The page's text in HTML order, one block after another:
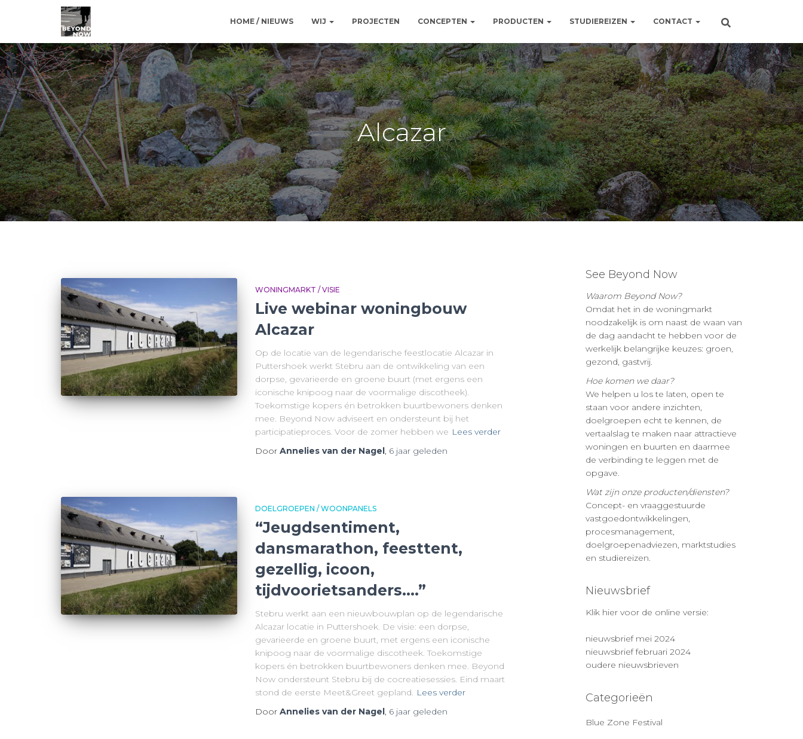
HOME / NIEUWS WIJ PROJECTEN CONCEPTEN PRODUCTEN STUDIEREIZEN CONTACT
Alcazar
WONINGMARKT / VISIE
Live webinar woningbouw
Alcazar
Op de locatie van de legendarische feestlocatie Alcazar in
Puttershoek werkt Stebru aan de ontwikkeling van een
dorpse, gevarieerde en groene buurt (met ergens een
iconische knipoog naar de voormalige discotheek).
Toekomstige kopers én betrokken buurtbewoners denken
mee. Beyond Now adviseert en ondersteunt bij het
participatieproces. Voor de zomer hebben we Lees verder
Door Annelies van der Nagel, 6 jaar geleden
DOELGROEPEN / WOONPANELS
“Jeugdsentiment,
dansmarathon, feesttent,
gezellig, icoon,
tijdvoorietsanders….”
Stebru werkt aan een nieuwbouwplan op de legendarische
Alcazar locatie in Puttershoek. De visie: een dorpse,
gevarieerde en groene buurt, met ergens een iconische
knipoog naar de voormalige discotheek. Toekomstige
kopers én betrokken buurtbewoners denken mee. Beyond
Now ondersteunt Stebru bij de cocreatiesessies. Eind maart
stond de eerste Meet&Greet gepland. Lees verder
Door Annelies van der Nagel, 6 jaar geleden
See Beyond Now
Waarom Beyond Now?
Omdat het in de woningmarkt
noodzakelijk is om naast de waan van
de dag aandacht te hebben voor de
werkelijk belangrijke keuzes: groen,
gezond, gastvrij.
Hoe komen we daar?
We helpen u los te laten, open te
staan voor andere inzichten,
doelgroepen echt te kennen, de
vertaalslag te maken naar attractieve
woningen en buurten en daarmee
de verbinding te leggen met de
opgave.
Wat zijn onze producten/diensten?
Concept- en vraaggestuurde
vastgoedontwikkelingen,
procesmanagement,
doelgroepenadviezen, marktstudies
en studiereizen.
Nieuwsbrief
Klik hier voor de online versie:
nieuwsbrief mei 2024
nieuwsbrief februari 2024
oudere nieuwsbrieven
Categorieën
Blue Zone Festival